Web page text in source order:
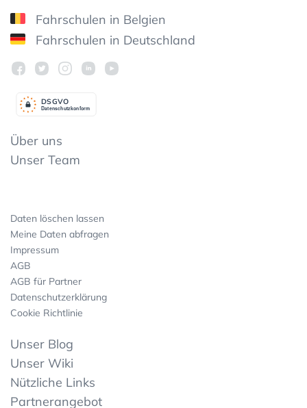
Fahrschulen in Belgien
Fahrschulen in Deutschland
Datenschutzkonform
DSGVO
Über uns
Unser Team
Daten löschen lassen
Meine Daten abfragen
Impressum
AGB
AGB für Partner
Datenschutzerklärung
Cookie Richtlinie
Unser Blog
Unser Wiki
Nützliche Links
Partnerangebot